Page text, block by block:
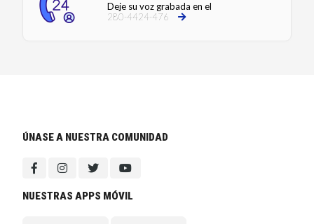
Deje su voz grabada en el
280-4424-476
ÚNASE A NUESTRA COMUNIDAD
NUESTRAS APPS MÓVIL